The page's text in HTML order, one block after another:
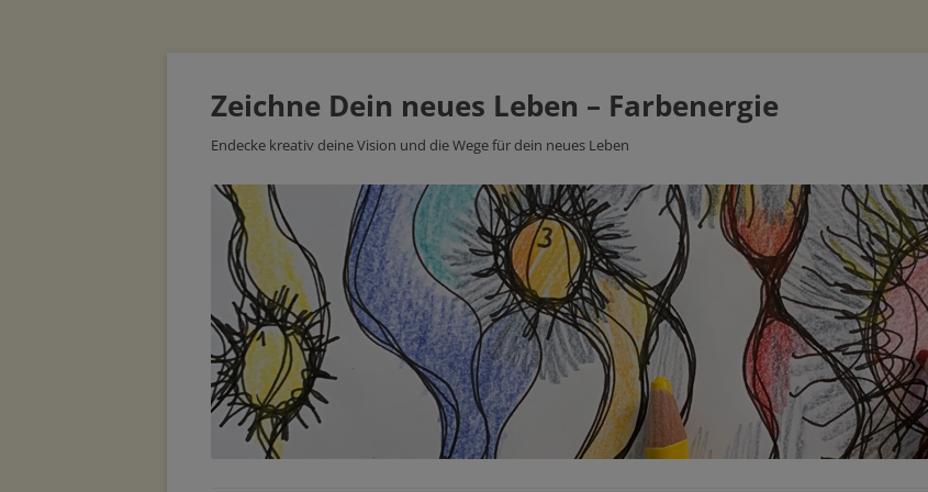
Zeichne Dein neues Leben – Farbenergie
Endecke kreativ deine Vision und die Wege für dein neues Leben